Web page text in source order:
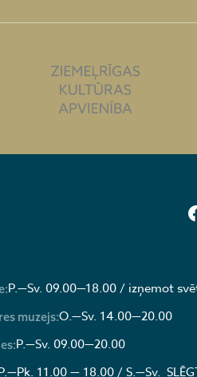
P.—Sv. 09.00—18.00 / izņemot
muzejs:O.—Sv. 14.00—20.00
P.—Sv. 09.00—20.00
11.00 — 18.00 / S.—Sv.